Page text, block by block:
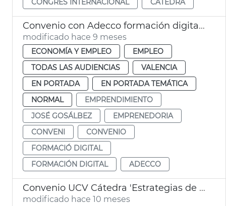
Convenio con Adecco formación digital emprendedores y autónomos
modificado hace 9 meses
ECONOMÍA Y EMPLEO
EMPLEO
TODAS LAS AUDIENCIAS
VALENCIA
EN PORTADA
EN PORTADA TEMÁTICA
NORMAL
EMPRENDIMIENTO
JOSÉ GOSÁLBEZ
EMPRENEDORIA
CONVENI
CONVENIO
FORMACIÓ DIGITAL
FORMACIÓN DIGITAL
ADECCO
Convenio UCV Cátedra 'Estrategias de Promoción del Emprendimiento'
modificado hace 10 meses